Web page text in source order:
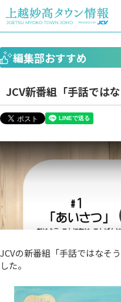
編集部おすすめ
JCV新番組「手話では
JCVの新番組「手話ではなそ
した。